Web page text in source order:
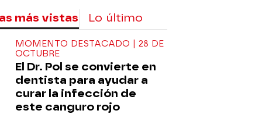
más vistas Lo último
MOMENTO DESTACADO | 28 DE
OCTUBRE
El Dr. Pol se convierte en
dentista para ayudar a
curar la infección de
este canguro rojo